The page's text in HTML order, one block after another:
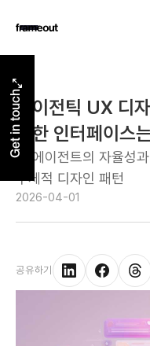
Get in touch에이전틱 UX 디
위한 인터페이스
AI 에이전트의 자율성
구체적 디자인 패턴
2026-04-01
공유하기